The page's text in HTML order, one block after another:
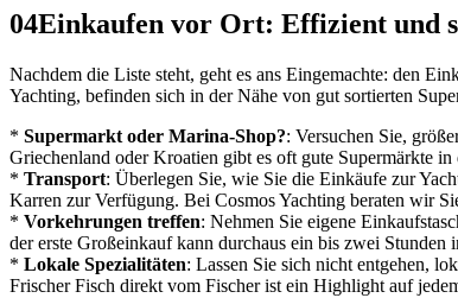
04Einkaufen vor Ort: Effizient und
Nachdem die Liste steht, geht es ans Eingemachte: den
Yachting, befinden sich in der Nähe von gut sortierten
* Supermarkt oder Marina-Shop?: Versuchen Sie,
Griechenland oder Kroatien gibt es oft gute Supermärkte
* Transport: Überlegen Sie, wie Sie die Einkäufe zur
Karren zur Verfügung. Bei Cosmos Yachting beraten wir
* Vorkehrungen treffen: Nehmen Sie eigene
der erste Großeinkauf kann durchaus ein bis zwei Stunden
* Lokale Spezialitäten: Lassen Sie sich nicht entgehen,
Frischer Fisch direkt vom Fischer ist ein Highlight auf